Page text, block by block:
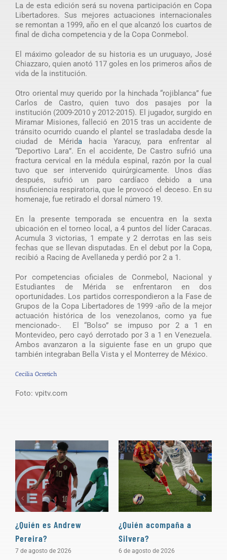
La de esta edición será su novena participación en Copa
Libertadores. Sus mejores actuaciones internacionales
se remontan a 1999, año en el que alcanzó los cuartos de
final de dicha competencia y de la Copa Conmebol.
El máximo goleador de su historia es un uruguayo, José
Chiazzaro, quien anotó 117 goles en los primeros años de
vida de la institución.
Otro oriental muy querido por la hinchada “rojiblanca” fue
Carlos de Castro, quien tuvo dos pasajes por la
institución (2009-2010 y 2012-2015). El jugador, surgido en
Miramar Misiones, falleció en 2015 tras un accidente de
tránsito ocurrido cuando el plantel se trasladaba desde la
ciudad de Mérida hacia Yaracuy, para enfrentar al
“Deportivo Lara”. En el accidente, De Castro sufrió una
fractura cervical en la médula espinal, razón por la cual
tuvo que ser intervenido quirúrgicamente. Unos días
después, sufrió un paro cardíaco debido a una
insuficiencia respiratoria, que le provocó el deceso. En su
homenaje, fue retirado el dorsal número 19.
En la presente temporada se encuentra en la sexta
ubicación en el torneo local, a 4 puntos del líder Caracas.
Acumula 3 victorias, 1 empate y 2 derrotas en las seis
fechas que se llevan disputadas. En el debut por la Copa,
recibió a Racing de Avellaneda y perdió por 2 a 1.
Por competencias oficiales de Conmebol, Nacional y
Estudiantes de Mérida se enfrentaron en dos
oportunidades. Los partidos correspondieron a la Fase de
Grupos de la Copa Libertadores de 1999 -año de la mejor
actuación histórica de los venezolanos, como ya fue
mencionado-. El “Bolso” se impuso por 2 a 1 en
Montevideo, pero cayó derrotado por 3 a 1 en Venezuela.
Ambos avanzaron a la siguiente fase en un grupo que
también integraban Bella Vista y el Monterrey de México.
Cecilia Ocretich
Foto: vpitv.com
¿Quién es Andrew
Pereira?
7 de agosto de 2026
¿Quién acompaña a
Silvera?
6 de agosto de 2026